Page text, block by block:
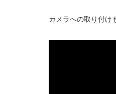
カメラへの取り付け